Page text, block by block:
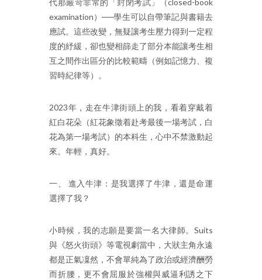
代那嚴苛非常的「封閉考試」（closed-book
examination）──學生可以自帶筆記與書籍去
應試。這些改變，無疑讓考生壓力得到一定程
度的紓緩，卻也變相篩走了部分本能讓考生相
互之間作出區分的比較範疇（例如記憶力、複
習時紀律等）。
2023年，走在牛津街頭上的我，看着穿戴着
紅白花朵（紅花象徵着赴考最後一場考試，白
花為第一場考試）的本科生，心中不禁激動起
來。年輕，真好。
一、 進入牛津：是我選擇了牛津，還是命運
選擇了我？
小時候，我的志願是要當一名大律師。Suits
與《怒火街頭》等電視劇當中，大狀主角永遠
都是正氣凜然，不會單純為了政治或經濟酬勞
而折腰，更不會屈服於強權與威逼利誘之下